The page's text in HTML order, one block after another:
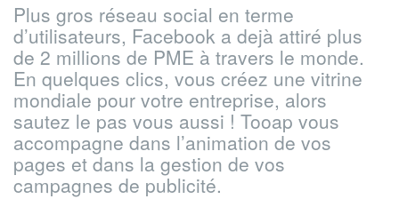
Plus gros réseau social en terme
d’utilisateurs, Facebook a dejà attiré plus
de 2 millions de PME à travers le monde.
En quelques clics, vous créez une vitrine
mondiale pour votre entreprise, alors
sautez le pas vous aussi ! Tooap vous
accompagne dans l’animation de vos
pages et dans la gestion de vos
campagnes de publicité.